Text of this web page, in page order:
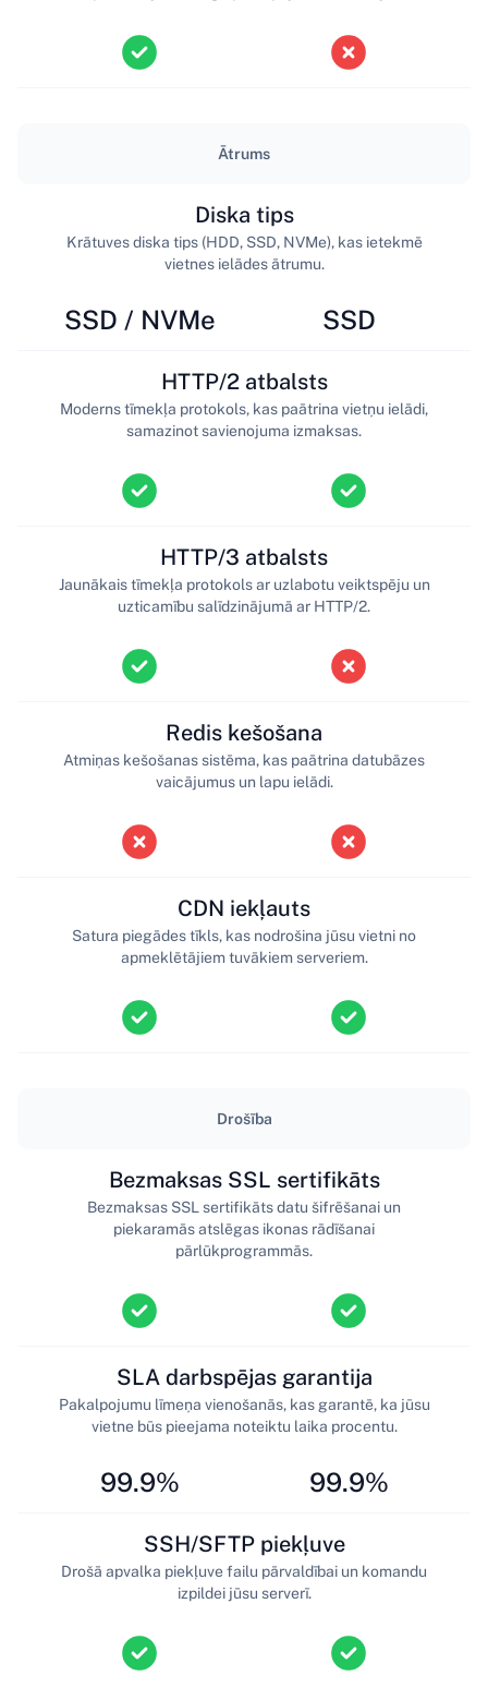
Ātrums
SSD / NVMe
Diska tips
Krātuves diska tips (HDD, SSD, NVMe), kas ietekmē
vietnes ielādes ātrumu.
SSD
HTTP/2 atbalsts
Moderns tīmekļa protokols, kas paātrina vietņu ielādi,
samazinot savienojuma izmaksas.
HTTP/3 atbalsts
Jaunākais tīmekļa protokols ar uzlabotu veiktspēju un
uzticamību salīdzinājumā ar HTTP/2.
Redis kešošana
Atmiņas kešošanas sistēma, kas paātrina datubāzes
vaicājumus un lapu ielādi.
CDN iekļauts
Satura piegādes tīkls, kas nodrošina jūsu vietni no
apmeklētājiem tuvākiem serveriem.
Drošība
Bezmaksas SSL sertifikāts
Bezmaksas SSL sertifikāts datu šifrēšanai un
piekaramās atslēgas ikonas rādīšanai
pārlūkprogrammās.
99.9%
SLA darbspējas garantija
Pakalpojumu līmeņa vienošanās, kas garantē, ka jūsu
vietne būs pieejama noteiktu laika procentu.
99.9%
SSH/SFTP piekļuve
Drošā apvalka piekļuve failu pārvaldībai un komandu
izpildei jūsu serverī.